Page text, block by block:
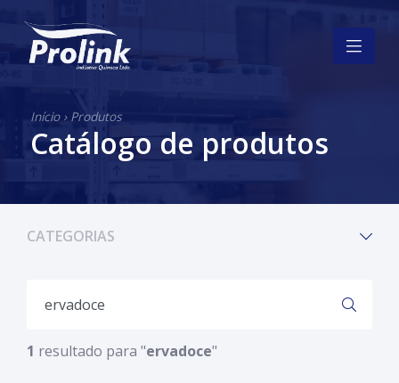
Início› Produtos
Catálogo de produtos
CATEGORIAS
1 resultado para "ervadoce"